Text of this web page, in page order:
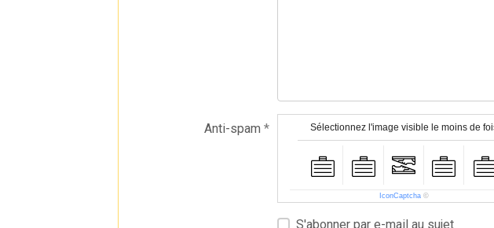
Anti-spam Sélectionnez l'image visible le moins de
IconCaptcha©
S'abonner par e-mail au sujet